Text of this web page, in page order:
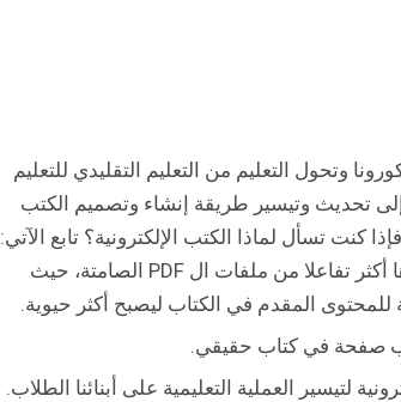
وتحول التعليم من التعليم التقليدي للتعليم
إلى تحديث وتيسير طريقة إنشاء وتصميم الكتب
كنت تسأل لماذا الكتب الإلكترونية؟ تابع الآتي:
عند استخدام الكتب الإلكترونية في تعليم الأطفال مثلا فإننا نجدها أكثر تفاعلا من ملفات ال PDF الصامتة، حيث
المقدم في الكتاب ليصبح أكثر حيوية.
صفحة في كتاب حقيقي.
لتيسير العملية التعليمية على أبنائنا الطلاب.